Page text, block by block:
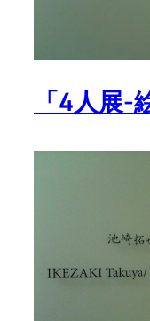
「4人展